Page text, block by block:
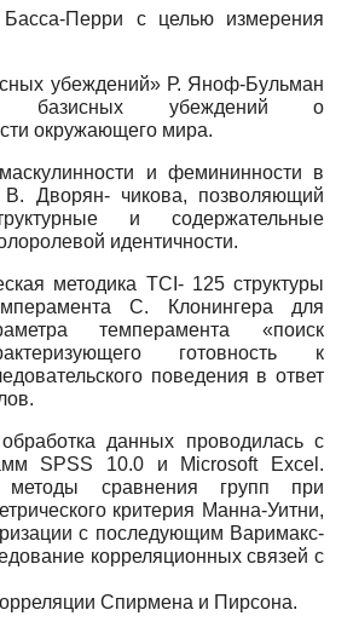
Перри с целью измерения
убеждений» Р. Яноф-Бульман
базисных убеждений о
окружающего мира.
и феми­нинности в
Дворян- чикова, позволяющий
и содержательные
идентичности.
методика TCI - 125 структуры
C. Клонингера для
темперамента «поиск
готовность к
поведения в ответ
данных проводилась с
SPSS 10.0 и Microsoft Excel .
методы сравнения групп при
критерия Манна-Уит­ни,
с последующим Варимакс-
корреляционных связей с
Спирмена и Пирсона.